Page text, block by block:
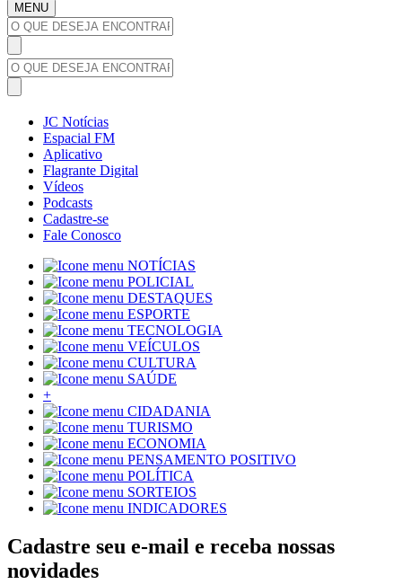
MENU
JC Notícias
Espacial FM
Aplicativo
Flagrante Digital
Vídeos
Podcasts
Cadastre-se
Fale Conosco
NOTÍCIAS
POLICIAL
DESTAQUES
ESPORTE
TECNOLOGIA
VEÍCULOS
CULTURA
SAÚDE
+
CIDADANIA
TURISMO
ECONOMIA
PENSAMENTO POSITIVO
POLÍTICA
SORTEIOS
INDICADORES
Cadastre seu e-mail e receba nossas
novidades